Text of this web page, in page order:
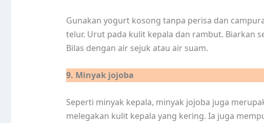
Gunakan yogurt kosong tanpa perisa dan
telur. Urut pada kulit kepala dan rambut. Biarkan
Bilas dengan air sejuk atau air suam.
9. Minyak jojoba
Seperti minyak kepala, minyak jojoba juga
melegakan kulit kepala yang kering. Ia juga